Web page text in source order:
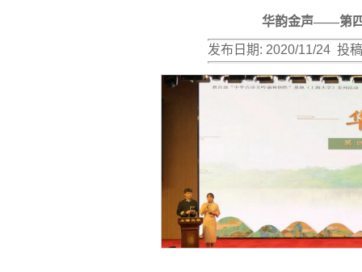
华韵金声——第四
发布日期: 2020/11/24 投